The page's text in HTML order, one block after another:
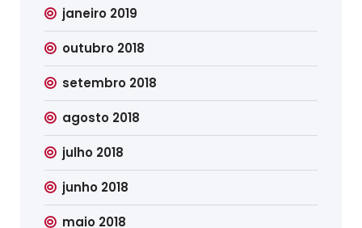
janeiro 2019
outubro 2018
setembro 2018
agosto 2018
julho 2018
junho 2018
maio 2018